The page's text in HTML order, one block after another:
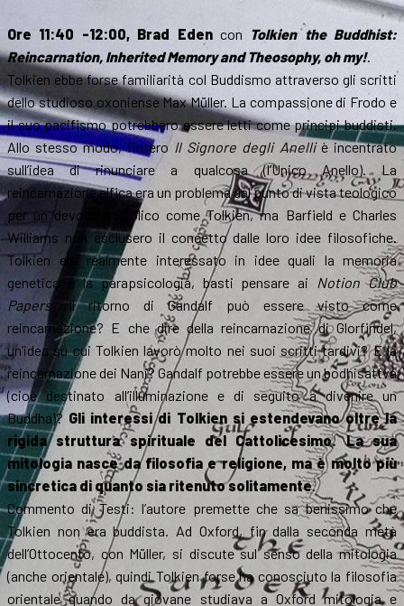
Ore 11:40 -12:00, Brad Eden‪con Tolkien the Buddhist:
Reincarnation, Inherited Memory and Theosophy, oh my!.
Tolkien ebbe forse familiarità col Buddismo attraverso gli scritti
dello studioso oxoniense Max Müller. La compassione di Frodo e
il suo pacifismo potrebbero essere letti come principi buddisti.
Allo stesso modo, l’intero Il Signore degli Anelliè incentrato
sull’idea di rinunciare a qualcosa (l’Unico Anello). La
reincarnazione elfica era un problema dal punto di vista teologico
per un devoto cattolico come Tolkien, ma Barfield e Charles
Williams non esclusero il concetto dalle loro idee filosofiche.
Tolkien era realmente interessato in idee quali la memoria
genetica e la parapsicologia, basti pensare ai Notion Club
Papers. Il ritorno di Gandalf può essere visto come
reincarnazione? E che dire della reincarnazione di Glorfindel,
un’idea su cui Tolkien lavorò molto nei suoi scritti tardivi? E la
reincarnazione dei Nani? Gandalf potrebbe essere un bodhisattva
(cioè destinato all’illuminazione e di seguito a divenire un
Buddha)? Gli interessi di Tolkien si estendevano oltre la
rigida struttura spirituale del Cattolicesimo. La sua
mitologia nasce da filosofia e religione, ma è molto più
sincretica di quanto sia ritenuto solitamente.
Commento di Testi: l’autore premette che sa benissimo che
Tolkien non era buddista. Ad Oxford, fin dalla seconda metà
dell’Ottocento, con Müller, si discute sul senso della mitologia
(anche orientale), quindi Tolkien forse ha conosciuto la filosofia
orientale quando da giovane studiava a Oxford mitologia e